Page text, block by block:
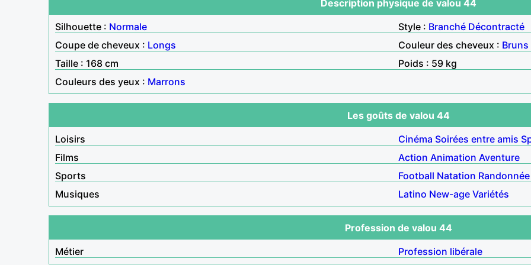
Description physique de valou 44
Silhouette : Normale Style : Branché Décontracté
Coupe de cheveux : Longs Couleur des cheveux : Bruns
Taille : 168 cm
Poids : 59 kg
Couleurs des yeux : Marrons
Les goûts de valou 44
Loisirs
Cinéma Soirées entre amis
Films
Action Animation Aventure
Sports
Football Natation Randonnée
Musiques
Latino New-age Variétés
Profession de valou 44
Métier
Profession libérale